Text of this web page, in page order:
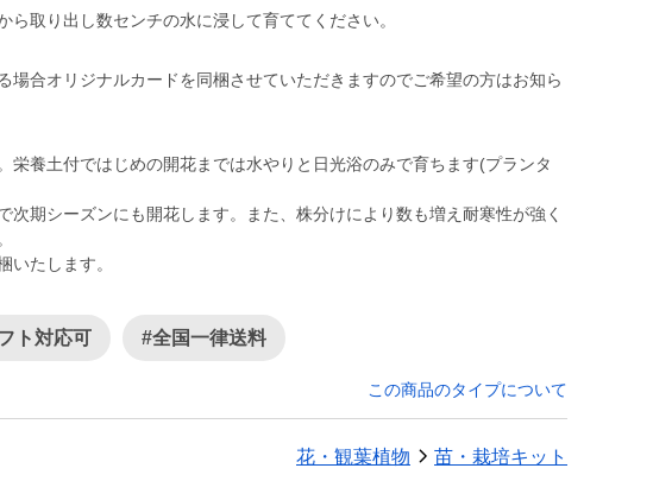
ら取り出し数センチの水に浸して育ててください。
場合オリジナルカードを同梱させていただきますのでご希望の方はお知ら
栄養土付ではじめの開花までは水やりと日光浴のみで育ちます(プランタ
次期シーズンにも開花します。また、株分けにより数も増え耐寒性が強く
いたします。
ト対応可 #全国一律送料
この商品のタイプについて
花・観葉植物 苗・栽培キット